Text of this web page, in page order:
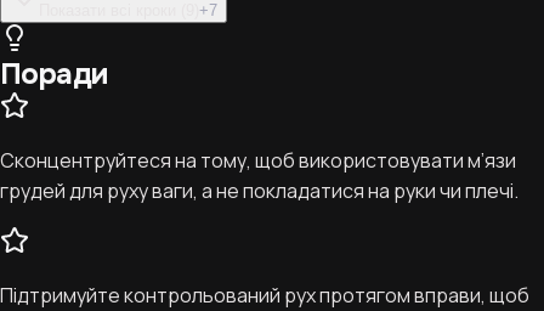
+7
Поради
Сконцентруйтеся на тому, щоб використовувати м’язи
грудей для руху ваги, а не покладатися на руки чи плечі.
Підтримуйте контрольований рух протягом вправи, щоб